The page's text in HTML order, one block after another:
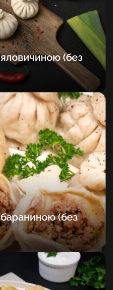
яловичиною (без
бараниною (без